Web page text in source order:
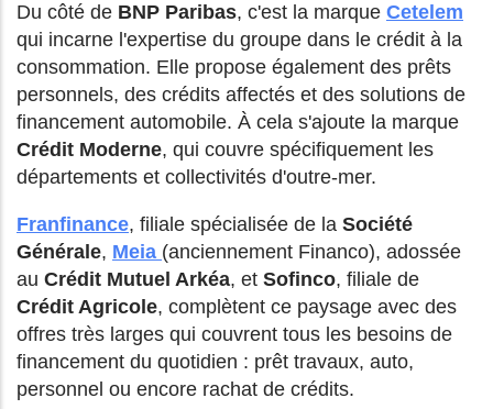
Du côté de BNP Paribas, c'est la marque Cetelem
qui incarne l'expertise du groupe dans le crédit à la
consommation. Elle propose également des prêts
personnels, des crédits affectés et des solutions de
financement automobile. À cela s'ajoute la marque
Crédit Moderne, qui couvre spécifiquement les
départements et collectivités d'outre-mer.
Franfinance, filiale spécialisée de la Société
Générale, Meia (anciennement Financo), adossée
au Crédit Mutuel Arkéa, et Sofinco, filiale de
Crédit Agricole, complètent ce paysage avec des
offres très larges qui couvrent tous les besoins de
financement du quotidien : prêt travaux, auto,
personnel ou encore rachat de crédits.